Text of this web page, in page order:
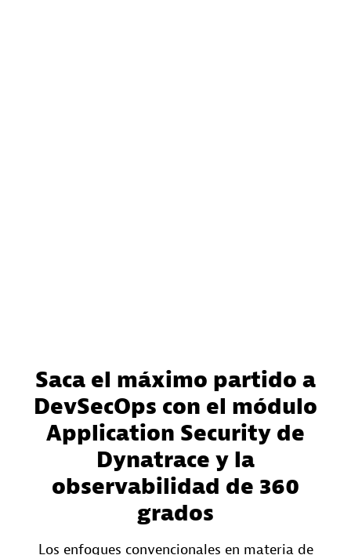
Saca el máximo partido a
DevSecOps con el módulo
Application Security de
Dynatrace y la
observabilidad de 360
grados
Los enfoques convencionales en materia de